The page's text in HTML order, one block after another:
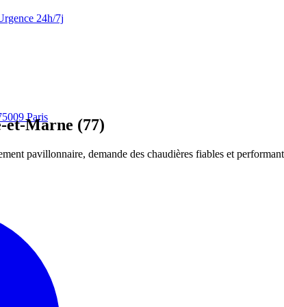
24h/7j
Paris
et-Marne (77)
pavillonnaire, demande des chaudières fiables et